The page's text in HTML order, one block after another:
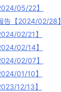
05/22】
告【2024/02/28】
02/21】
02/14】
02/07】
01/10】
12/13】